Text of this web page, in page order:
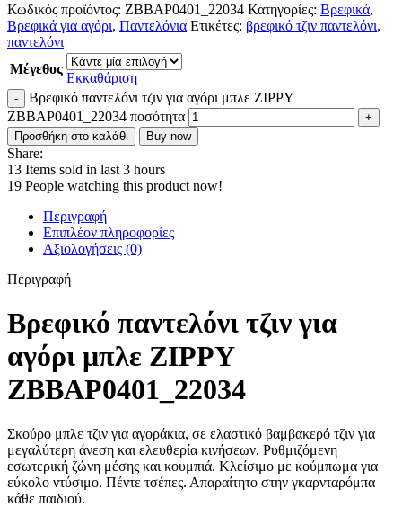
Κωδικός προϊόντος: ZBBAP0401_22034 Κατηγορίες: Βρεφικά,
Βρεφικά για αγόρι, Παντελόνια Ετικέτες: βρεφικό τζιν παντελόνι,
παντελόνι
Μέγεθος
Εκκαθάριση
Βρεφικό παντελόνι τζιν για αγόρι μπλε ZIPPY
ZBBAP0401_22034 ποσότητα
Προσθήκη στο καλάθι Buy now
Share:
13 Items sold in last 3 hours
19 People watching this product now!
Περιγραφή
Επιπλέον πληροφορίες
Αξιολογήσεις (0)
Περιγραφή
Βρεφικό παντελόνι τζιν για
αγόρι μπλε ZIPPY
ZBBAP0401_22034
Σκούρο μπλε τζιν για αγοράκια, σε ελαστικό βαμβακερό τζιν για
μεγαλύτερη άνεση και ελευθερία κινήσεων. Ρυθμιζόμενη
εσωτερική ζώνη μέσης και κουμπιά. Κλείσιμο με κούμπωμα για
εύκολο ντύσιμο. Πέντε τσέπες. Απαραίτητο στην γκαρνταρόμπα
κάθε παιδιού.